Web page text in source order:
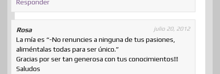
Responder
Rosa julio 20, 2012
La mía es “-No renuncies a ninguna de tus pasiones,
aliméntalas todas para ser único.”
Gracias por ser tan generosa con tus conocimientos!!!
Saludos